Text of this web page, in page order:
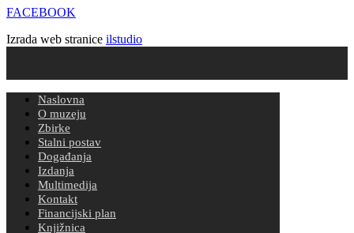
FACEBOOK
Izrada web stranice ilstudio
Naslovna
O muzeju
Zbirke
Stalni postav
Događanja
Izdanja
Multimedija
Kontakt
Financijski plan
Knjižnica